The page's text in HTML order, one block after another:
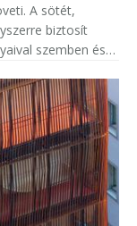
A sötét,
biztosít
szemben és